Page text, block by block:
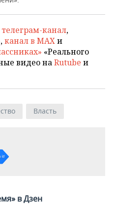
телеграм-канал,
,канал в MAXи
«Реального
видео наRutube и
Власть
в Дзен